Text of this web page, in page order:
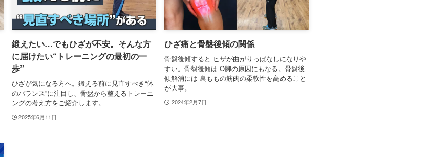
鍛えたい…でもひざが不安。そんな方
に届けたい“トレーニングの最初の一
歩”
ひざが気になる方へ。鍛える前に見直すべき“体
のバランス”に注目し、骨盤から整えるトレーニ
ングの考え方をご紹介します。
2025年6月11日
ひざ痛と骨盤後傾の関係
骨盤後傾すると ヒザが曲がりっぱなしになりや
すい。骨盤後傾は O脚の原因にもなる。骨盤後
傾解消には 裏ももの筋肉の柔軟性を高めること
が大事。
2024年2月7日